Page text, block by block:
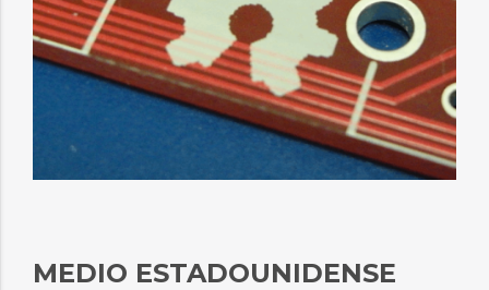
MEDIO ESTADOUNIDENSE